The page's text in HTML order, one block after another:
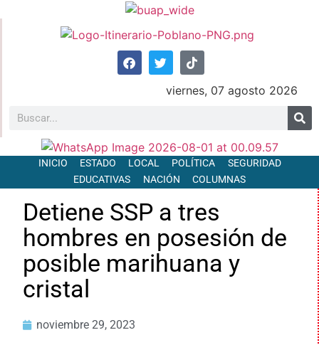
viernes, 07 agosto 2026
INICIO ESTADO LOCAL POLÍTICA
SEGURIDAD
EDUCATIVAS
NACIÓN COLUMNAS
Detiene SSP a tres
hombres en posesión de
posible marihuana y
cristal
noviembre 29, 2023